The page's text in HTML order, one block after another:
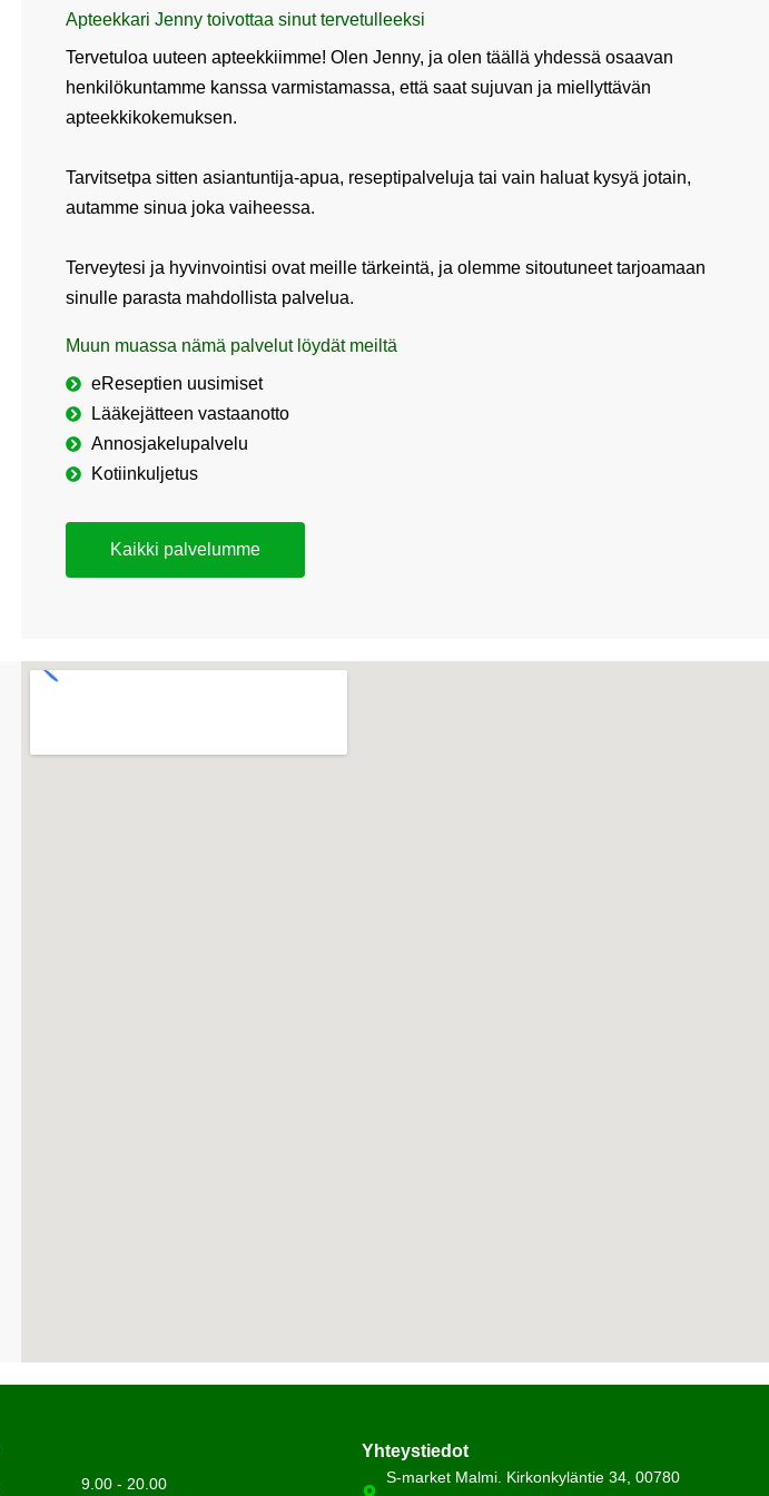
Apteekkari Jenny toivottaa sinut tervetulleeksi
Tervetuloa uuteen apteekkiimme! Olen Jenny, ja olen täällä yhdessä osaavan
henkilökuntamme kanssa varmistamassa, että saat sujuvan ja miellyttävän
apteekkikokemuksen.
Tarvitsetpa sitten asiantuntija-apua, reseptipalveluja tai vain haluat kysyä jotain,
autamme sinua joka vaiheessa.
Terveytesi ja hyvinvointisi ovat meille tärkeintä, ja olemme sitoutuneet tarjoamaan
sinulle parasta mahdollista palvelua.
Muun muassa nämä palvelut löydät meiltä
eReseptien uusimiset
Lääkejätteen vastaanotto
Annosjakelupalvelu
Kotiinkuljetus
Kaikki palvelumme
9.00 - 20.00
Yhteystiedot
S-market Malmi. Kirkonkyläntie 34, 00780